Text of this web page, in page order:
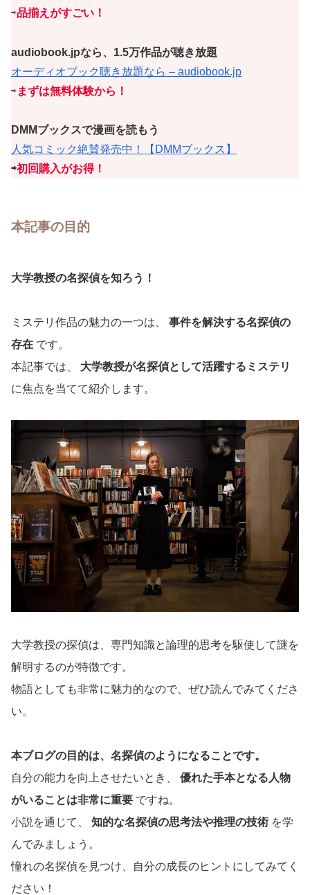
⇨品揃えがすごい！
audiobook.jpなら、1.5万作品が聴き放題
オーディオブック聴き放題なら – audiobook.jp
⇨まずは無料体験から！
DMMブックスで漫画を読もう
人気コミック絶賛発売中！【DMMブックス】
⇨初回購入がお得！
本記事の目的
大学教授の名探偵を知ろう！
ミステリ作品の魅力の一つは、 事件を解決する名探偵の
存在 です。
本記事では、 大学教授が名探偵として活躍するミステリ
に焦点を当てて紹介します。
大学教授の探偵は、専門知識と論理的思考を駆使して謎を
解明するのが特徴です。
物語としても非常に魅力的なので、ぜひ読んでみてくださ
い。
本ブログの目的は、名探偵のようになることです。
自分の能力を向上させたいとき、 優れた手本となる人物
がいることは非常に重要 ですね。
小説を通じて、 知的な名探偵の思考法や推理の技術 を学
んでみましょう。
憧れの名探偵を見つけ、自分の成長のヒントにしてみてく
ださい！